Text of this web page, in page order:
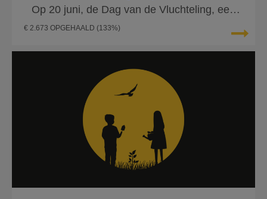
Op 20 juni, de Dag van de Vluchteling, een
bezinnings- & sponsorloop!
€ 2.673 OPGEHAALD (133%)